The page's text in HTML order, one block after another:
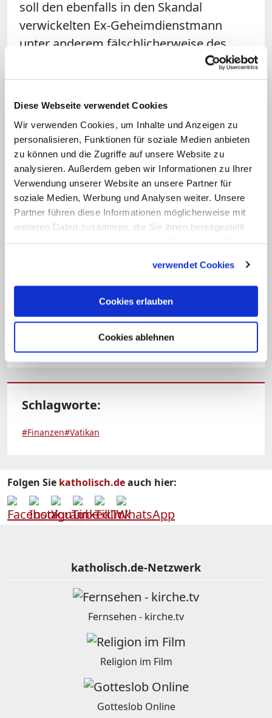
Diese Webseite verwendet Cookies
Wir verwenden Cookies, um Inhalte und Anzeigen zu
personalisieren, Funktionen für soziale Medien anbieten
zu können und die Zugriffe auf unsere Website zu
analysieren. Außerdem geben wir Informationen zu Ihrer
Verwendung unserer Website an unsere Partner für
soziale Medien, Werbung und Analysen weiter. Unsere
Partner führen diese Informationen möglicherweise mit
weiteren Daten zusammen, die Sie ihnen bereitgestellt
verwendet Cookies
Cookies erlauben
Cookies ablehnen
soll den ebenfalls in den Skandal
verwickelten Ex-Geheimdienstmann
unter anderem fälschlicherweise des
Diebstahls beschuldigt haben. Die
viereinhalb Jahren gefordert.
Der Skandalum Scarano hatte 2013 für
Schlagzeilen gesorgt, weil er auch ein
Schlaglicht auf die Finanzen des
Kirchenstaates und die umstrittene
Vatikanbank IOR geworfen hatte, zu der
Scarano ebenfalls Verbindungen hatte.
Geldwäsche ermittelt worden war, hatte
kündigten an, wegen der
Bewährungsstrafe in Berufung gehen zu
Schlagworte:
#Finanzen#Vatikan
Folgen Sie katholisch.deauch hier:
katholisch.de-Netzwerk
Fernsehen - kirche.tv
Religion im Film
Gotteslob Online